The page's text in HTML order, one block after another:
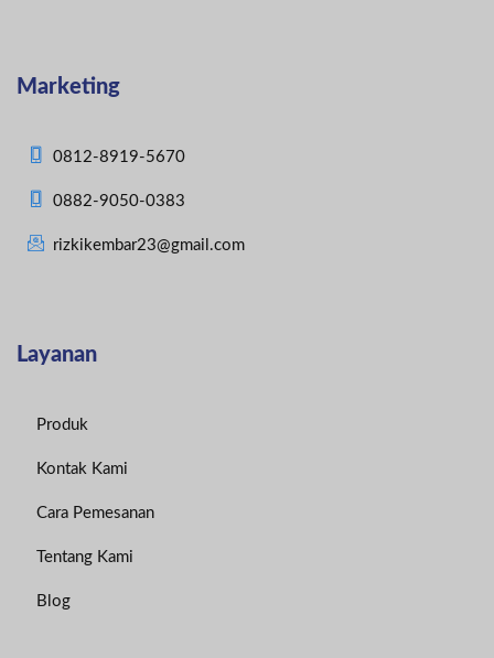
Marketing
0812-8919-5670
0882-9050-0383
rizkikembar23@gmail.com
Layanan
Produk
Kontak Kami
Cara Pemesanan
Tentang Kami
Blog